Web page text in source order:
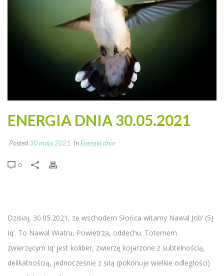
ENERGIA DNIA 30.05.2021
Posted 30 maja 2021 In Energia dnia
0
Dzisiaj, 30.05.2021, ze wschodem Słońca witamy Nawal Job’ (5)
Iq’. To Nawal Wiatru, Powietrza, oddechu. Totemem
zwierzęcym Iq’ jest koliber, zwierzę kojarzone z subtelnością,
delikatnością, jednocześnie z siłą (pokonuje wielkie odległości)